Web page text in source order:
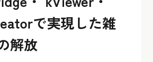
で実現した雑
解放